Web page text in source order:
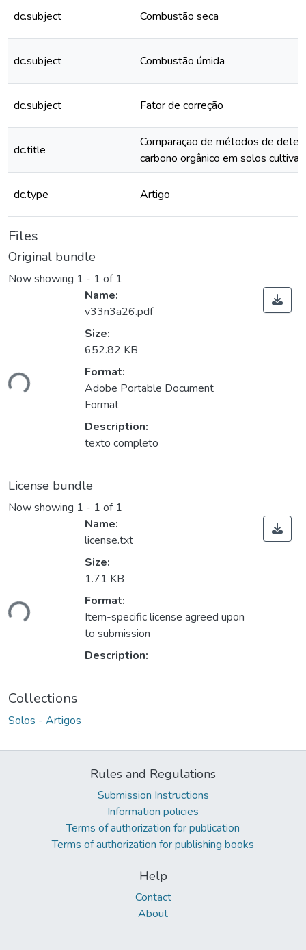
dc.subject Combustão seca
dc.subject Combustão úmida
dc.subject Fator de correção
dc.title
Comparaçao de métodos de
carbono orgânico em solos
dc.type Artigo
Files
Original bundle
Now showing 1 - 1 of 1
Name:
v33n3a26.pdf
Size:
652.82 KB
Format:
Adobe Portable Document
Format
Description:
texto completo
License bundle
Now showing 1 - 1 of 1
Name:
license.txt
Size:
1.71 KB
Format:
Item-specific license agreed upon
to submission
Description:
Collections
Solos - Artigos
Rules and Regulations
Submission Instructions
Information policies
Terms of authorization for publication
Terms of authorization for publishing books
Help
Contact
About